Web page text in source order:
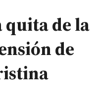
quita de la
de